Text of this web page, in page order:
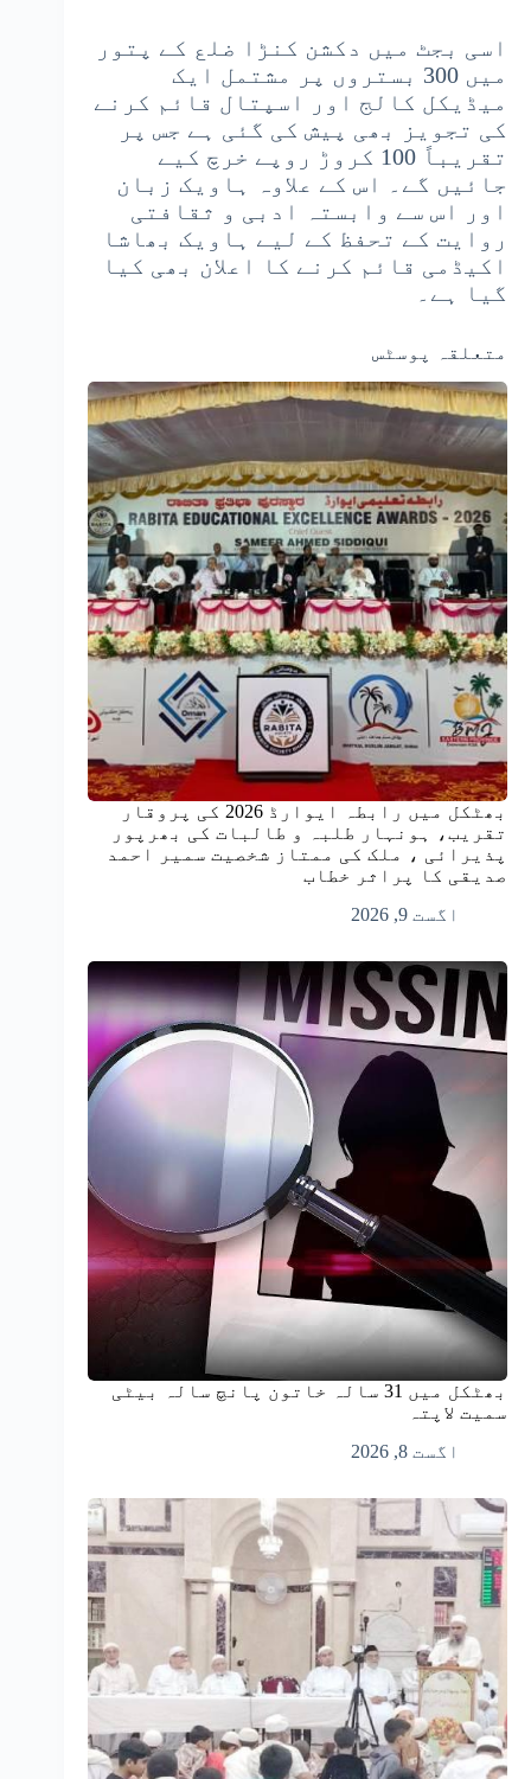
اسی بجٹ میں دکشن کنڑا ضلع کے پتور
میں 300 بستروں پر مشتمل ایک
میڈیکل کالج اور اسپتال قائم کرنے
کی تجویز بھی پیش کی گئی ہے جس پر
تقریباً 100 کروڑ روپے خرچ کیے
جائیں گے۔ اس کے علاوہ ہاویک زبان
اور اس سے وابستہ ادبی و ثقافتی
روایت کے تحفظ کے لیے ہاویک بھاشا
اکیڈمی قائم کرنے کا اعلان بھی کیا
گیا ہے۔
متعلقہ پوسٹس
بھٹکل میں رابطہ ایوارڈ 2026 کی پروقار
تقریب، ہونہار طلبہ و طالبات کی بھرپور
پذیرائی ، ملک کی ممتاز شخصیت سمیر احمد
صدیقی کا پراثر خطاب
اگست 9, 2026
بھٹکل میں 31 سالہ خاتون پانچ سالہ بیٹی
سمیت لاپتہ
اگست 8, 2026